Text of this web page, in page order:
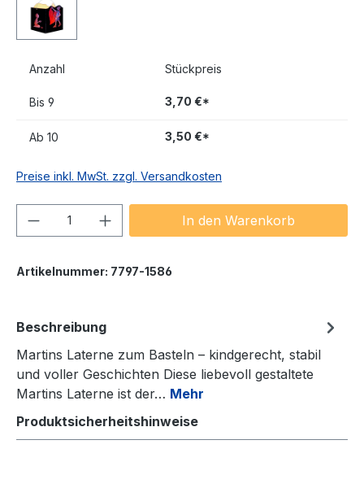
Anzahl Stückpreis
Bis 9 3,70 €*
Ab 10 3,50 €*
Preise inkl. MwSt. zzgl. Versandkosten
Produkt Anzahl: Gib denIn den Warenkorb
Artikelnummer: 7797-1586
Beschreibung
Martins Laterne zum Basteln – kindgerecht, stabil
und voller Geschichten Diese liebevoll gestaltete
Martins Laterne ist der… Mehr
Produktsicherheitshinweise